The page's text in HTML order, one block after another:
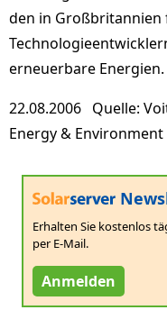
den in Großbritannien
erneuerbare Energien.
22.08.2006 Quelle:
Energy &
Erhalten Sie kostenlos
per E-Mail.
Anmelden